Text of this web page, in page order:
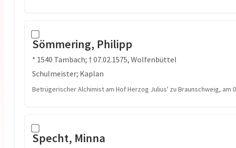
Sömmering, Philipp
* 1540 Tambach; † 07.02.1575, Wolfenbüttel
Schulmeister; Kaplan
Betrügerischer Alchimist am Hof Herzog Julius' zu Braunschweig, am
Specht, Minna